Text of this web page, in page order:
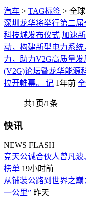
汽车 > TAG标签 > 全球
深圳龙华将举行第二
科技城发布仪式 加速
动，构建新型电力系
力，助力V2G高质量
(V2G)论坛暨龙华能源
拉开帷幕。 记 1年前
共1页/1条
快讯
NEWS FLASH
竞天公诚合伙人曾凡波
榜单 19小时前
从铺装公路到世界之
一公里” 昨天